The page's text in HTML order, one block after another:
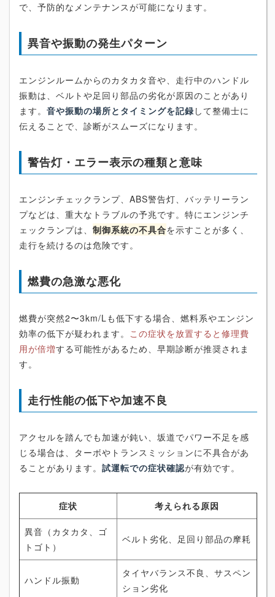
で、予防的なメンテナンスが可能になります。
異音や振動の発生パターン
エンジンルームからのカタカタ音や、走行中のハンドル
振動は、ベルトや足回り部品の劣化が原因のことがあり
ます。 音や振動の場所とタイミングを記録 して整備士に
伝えることで、診断がスムーズになります。
警告灯・エラー表示の種類と意味
エンジンチェックランプ、ABS警告灯、バッテリーラン
プなどは、重大なトラブルの予兆です。特にエンジンチ
ェックランプは、 制御系統の不具合を示すことが多く、
走行を続けるのは危険です。
燃費の急激な悪化
燃費が突然2〜3km/Lも低下する場合、燃料系やエンジン
効率の低下が疑われます。 この症状を放置すると修理費
用が倍増する可能性があるため、早期診断が推奨されま
す。
走行性能の低下や加速不良
アクセルを踏んでも加速が鈍い、坂道でパワー不足を感
じる場合は、ターボやトランスミッションに不具合があ
ることがあります。 試運転での症状確認が有効です。
症状 考えられる原因
異音（カタカタ、ゴ
トゴト）
ベルト劣化、足回り部品の摩耗
ハンドル振動
タイヤバランス不良、サスペン
ション劣化